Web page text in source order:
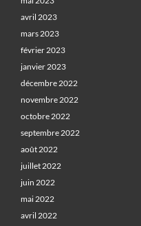
avril 2023
mars 2023
février 2023
janvier 2023
décembre 2022
novembre 2022
octobre 2022
septembre 2022
août 2022
juillet 2022
juin 2022
mai 2022
avril 2022